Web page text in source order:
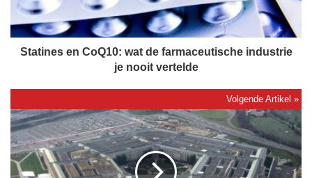
s
e
1
0
:
w
Statines en CoQ10: wat de farmaceutische industrie
je nooit vertelde
U
F
O
-
f